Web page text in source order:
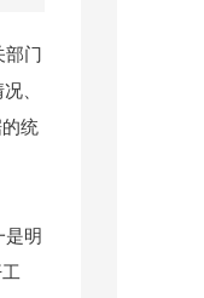
门
、
统
明